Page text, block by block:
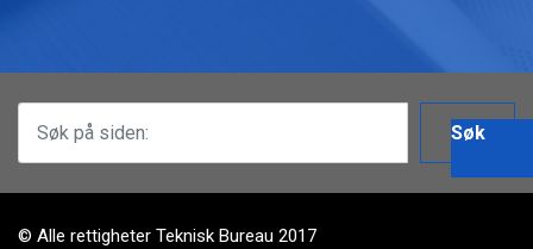
Søk
© Alle rettigheter Teknisk Bureau 2017